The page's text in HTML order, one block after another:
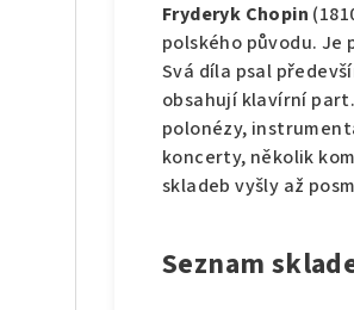
Fryderyk Chopin
polského původu.
Svá díla psal
obsahují klavírní
polonézy,
koncerty, několik
skladeb vyšly až
Seznam